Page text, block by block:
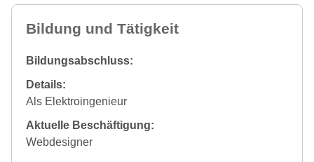
Bildung und Tätigkeit
Bildungsabschluss:
Details:
Als Elektroingenieur
Aktuelle Beschäftigung:
Webdesigner